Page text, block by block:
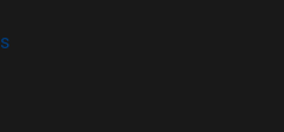
(abre en nueva ventana)
en nueva ventana)